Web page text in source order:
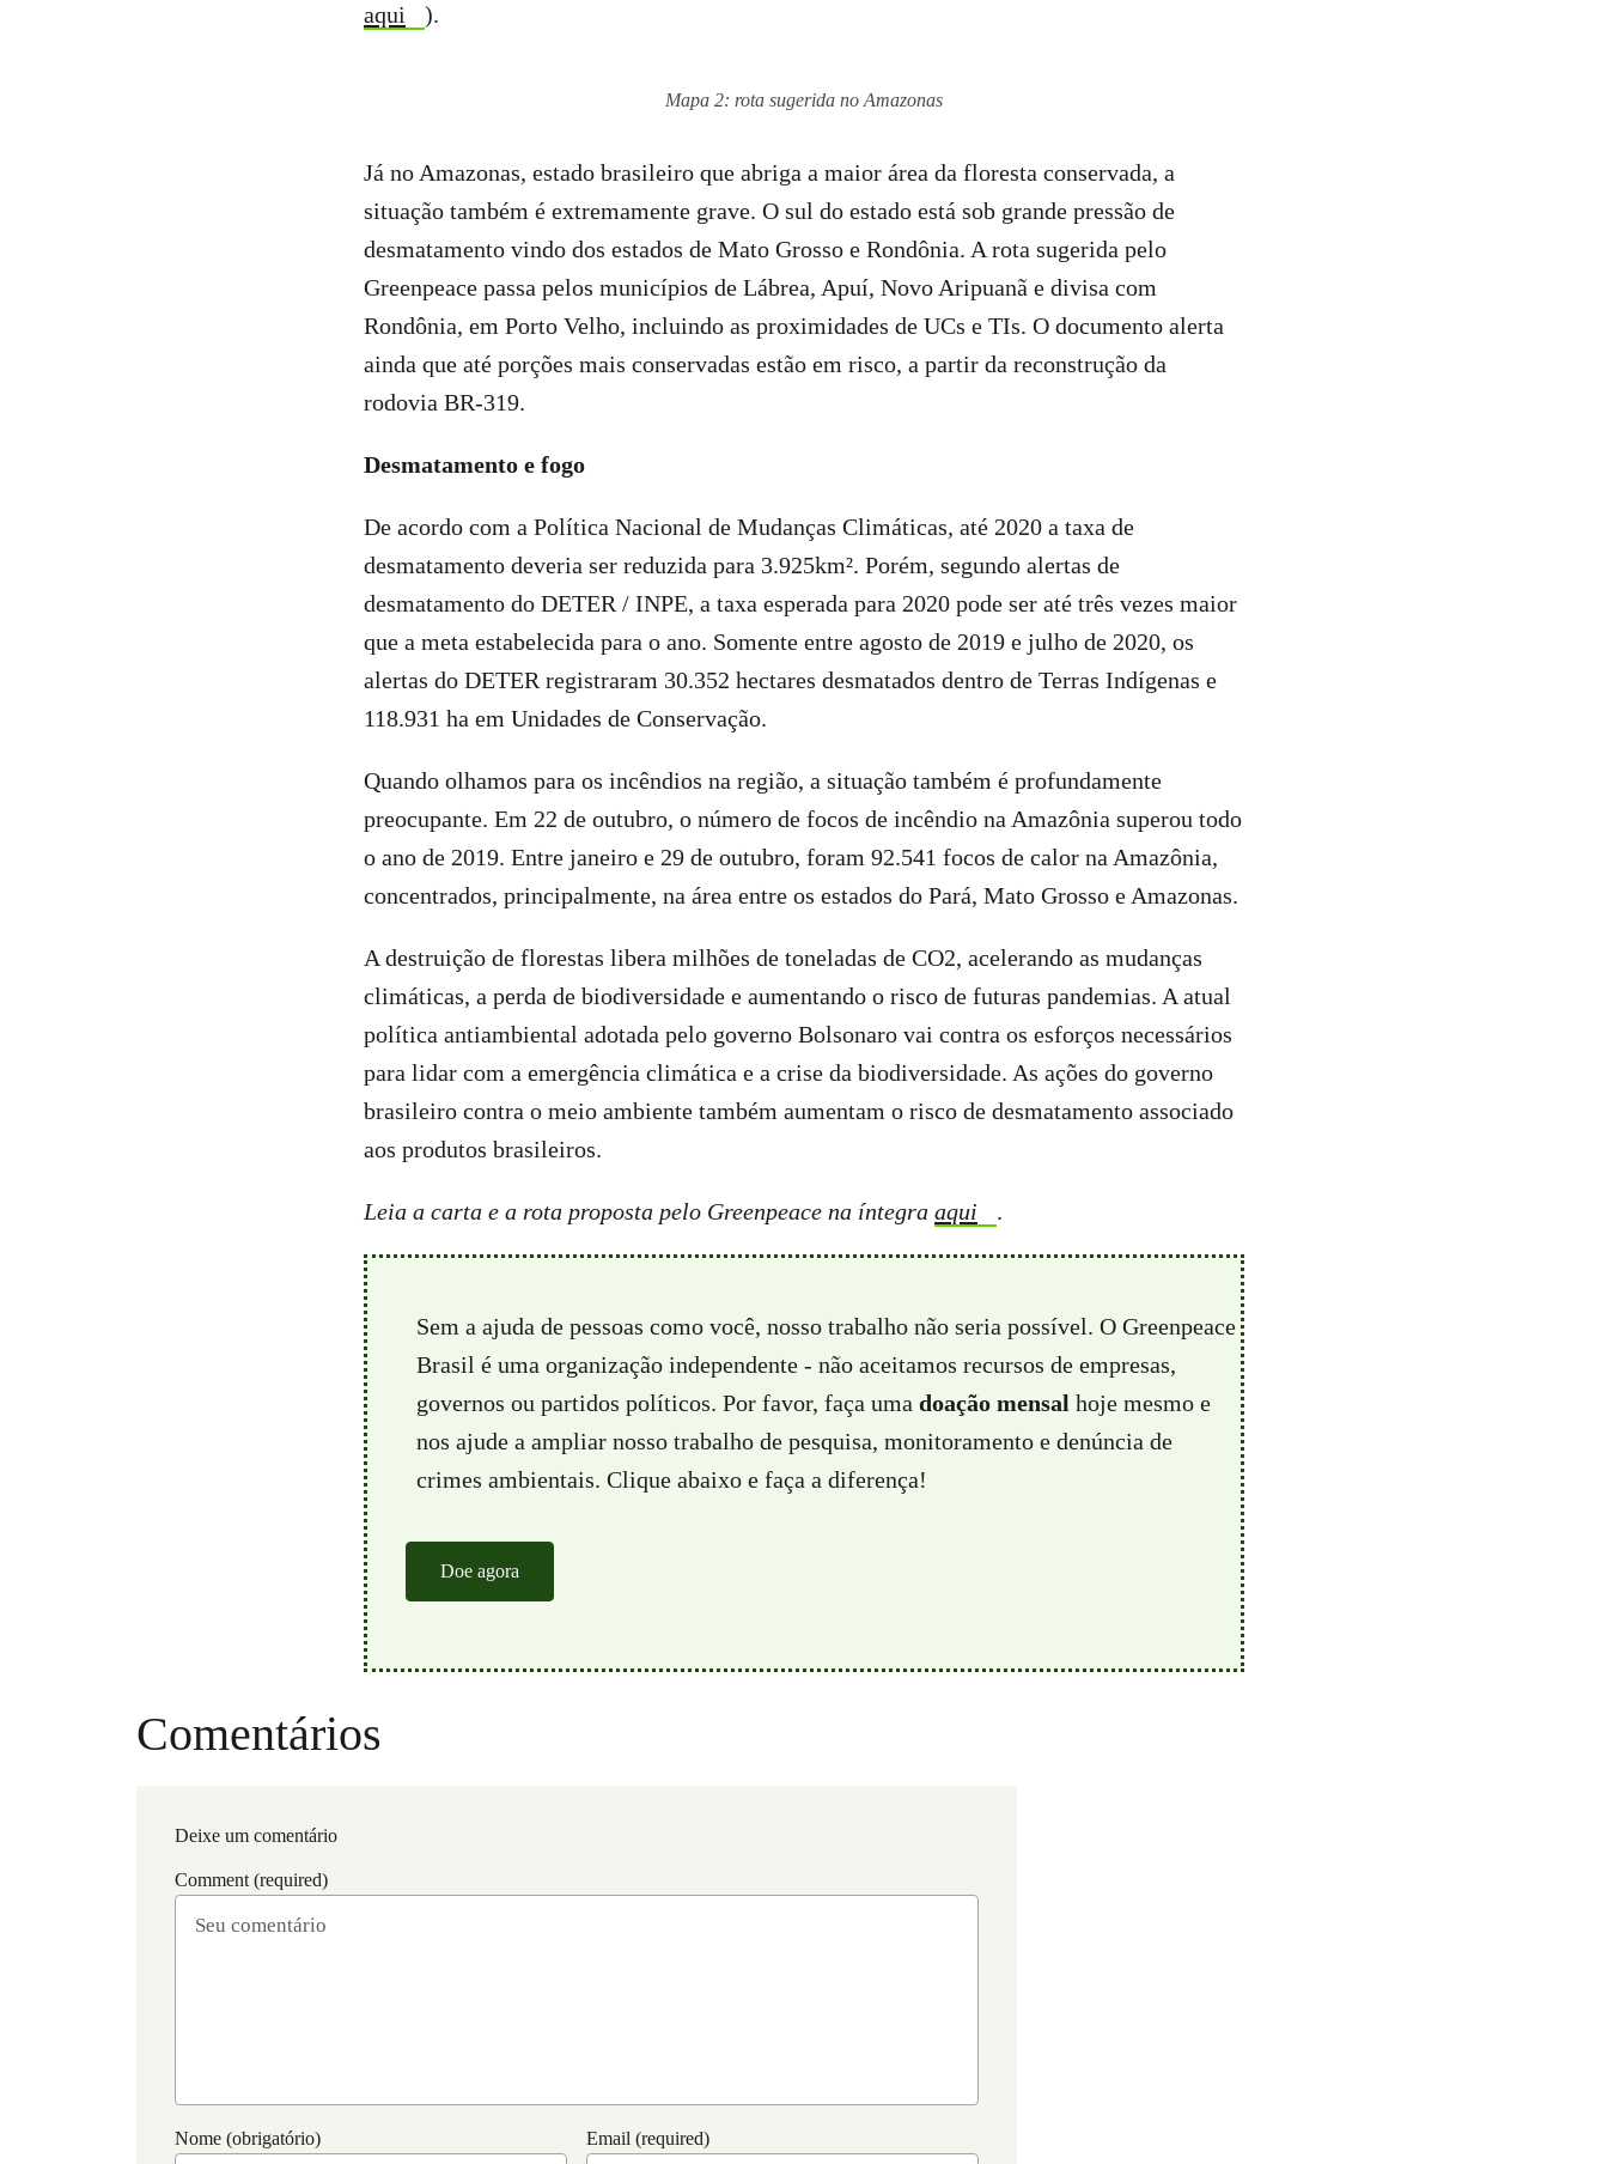
aqui
).
Mapa 2: rota sugerida no Amazonas
Já no Amazonas, estado brasileiro que abriga a maior área da floresta conservada, a
situação também é extremamente grave. O sul do estado está sob grande pressão de
desmatamento vindo dos estados de Mato Grosso e Rondônia. A rota sugerida pelo
Greenpeace passa pelos municípios de Lábrea, Apuí, Novo Aripuanã e divisa com
Rondônia, em Porto Velho, incluindo as proximidades de UCs e TIs. O documento alerta
ainda que até porções mais conservadas estão em risco, a partir da reconstrução da
rodovia BR-319.
Desmatamento e fogo
De acordo com a Política Nacional de Mudanças Climáticas, até 2020 a taxa de
desmatamento deveria ser reduzida para 3.925km². Porém, segundo alertas de
desmatamento do DETER / INPE, a taxa esperada para 2020 pode ser até três vezes maior
que a meta estabelecida para o ano. Somente entre agosto de 2019 e julho de 2020, os
alertas do DETER registraram 30.352 hectares desmatados dentro de Terras Indígenas e
118.931 ha em Unidades de Conservação.
Quando olhamos para os incêndios na região, a situação também é profundamente
preocupante. Em 22 de outubro, o número de focos de incêndio na Amazônia superou todo
o ano de 2019. Entre janeiro e 29 de outubro, foram 92.541 focos de calor na Amazônia,
concentrados, principalmente, na área entre os estados do Pará, Mato Grosso e Amazonas.
A destruição de florestas libera milhões de toneladas de CO2, acelerando as mudanças
climáticas, a perda de biodiversidade e aumentando o risco de futuras pandemias. A atual
política antiambiental adotada pelo governo Bolsonaro vai contra os esforços necessários
para lidar com a emergência climática e a crise da biodiversidade. As ações do governo
brasileiro contra o meio ambiente também aumentam o risco de desmatamento associado
aos produtos brasileiros.
Leia a carta e a rota proposta pelo Greenpeace na íntegra aqui .
Sem a ajuda de pessoas como você, nosso trabalho não seria possível. O Greenpeace
Brasil é uma organização independente - não aceitamos recursos de empresas,
governos ou partidos políticos. Por favor, faça uma doação mensal hoje mesmo e
nos ajude a ampliar nosso trabalho de pesquisa, monitoramento e denúncia de
crimes ambientais. Clique abaixo e faça a diferença!
Doe agora
Comentários
Deixe um comentário
Comment (required)
Nome (obrigatório) Email (required)